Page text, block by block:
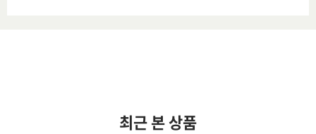
최근 본 상품